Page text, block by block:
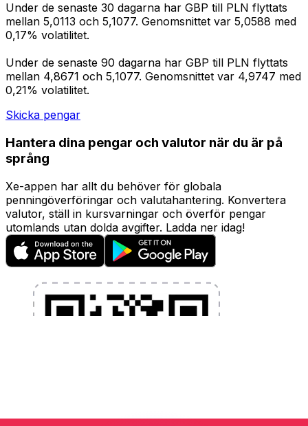
Under de senaste 30 dagarna har GBP till PLN flyttats
mellan 5,0113 och 5,1077. Genomsnittet var 5,0588 med
0,17% volatilitet.
Under de senaste 90 dagarna har GBP till PLN flyttats
mellan 4,8671 och 5,1077. Genomsnittet var 4,9747 med
0,21% volatilitet.
Skicka pengar
Hantera dina pengar och valutor när du är på
språng
Xe-appen har allt du behöver för globala
penningöverföringar och valutahantering. Konvertera
valutor, ställ in kursvarningar och överför pengar
utomlands utan dolda avgifter. Ladda ner idag!